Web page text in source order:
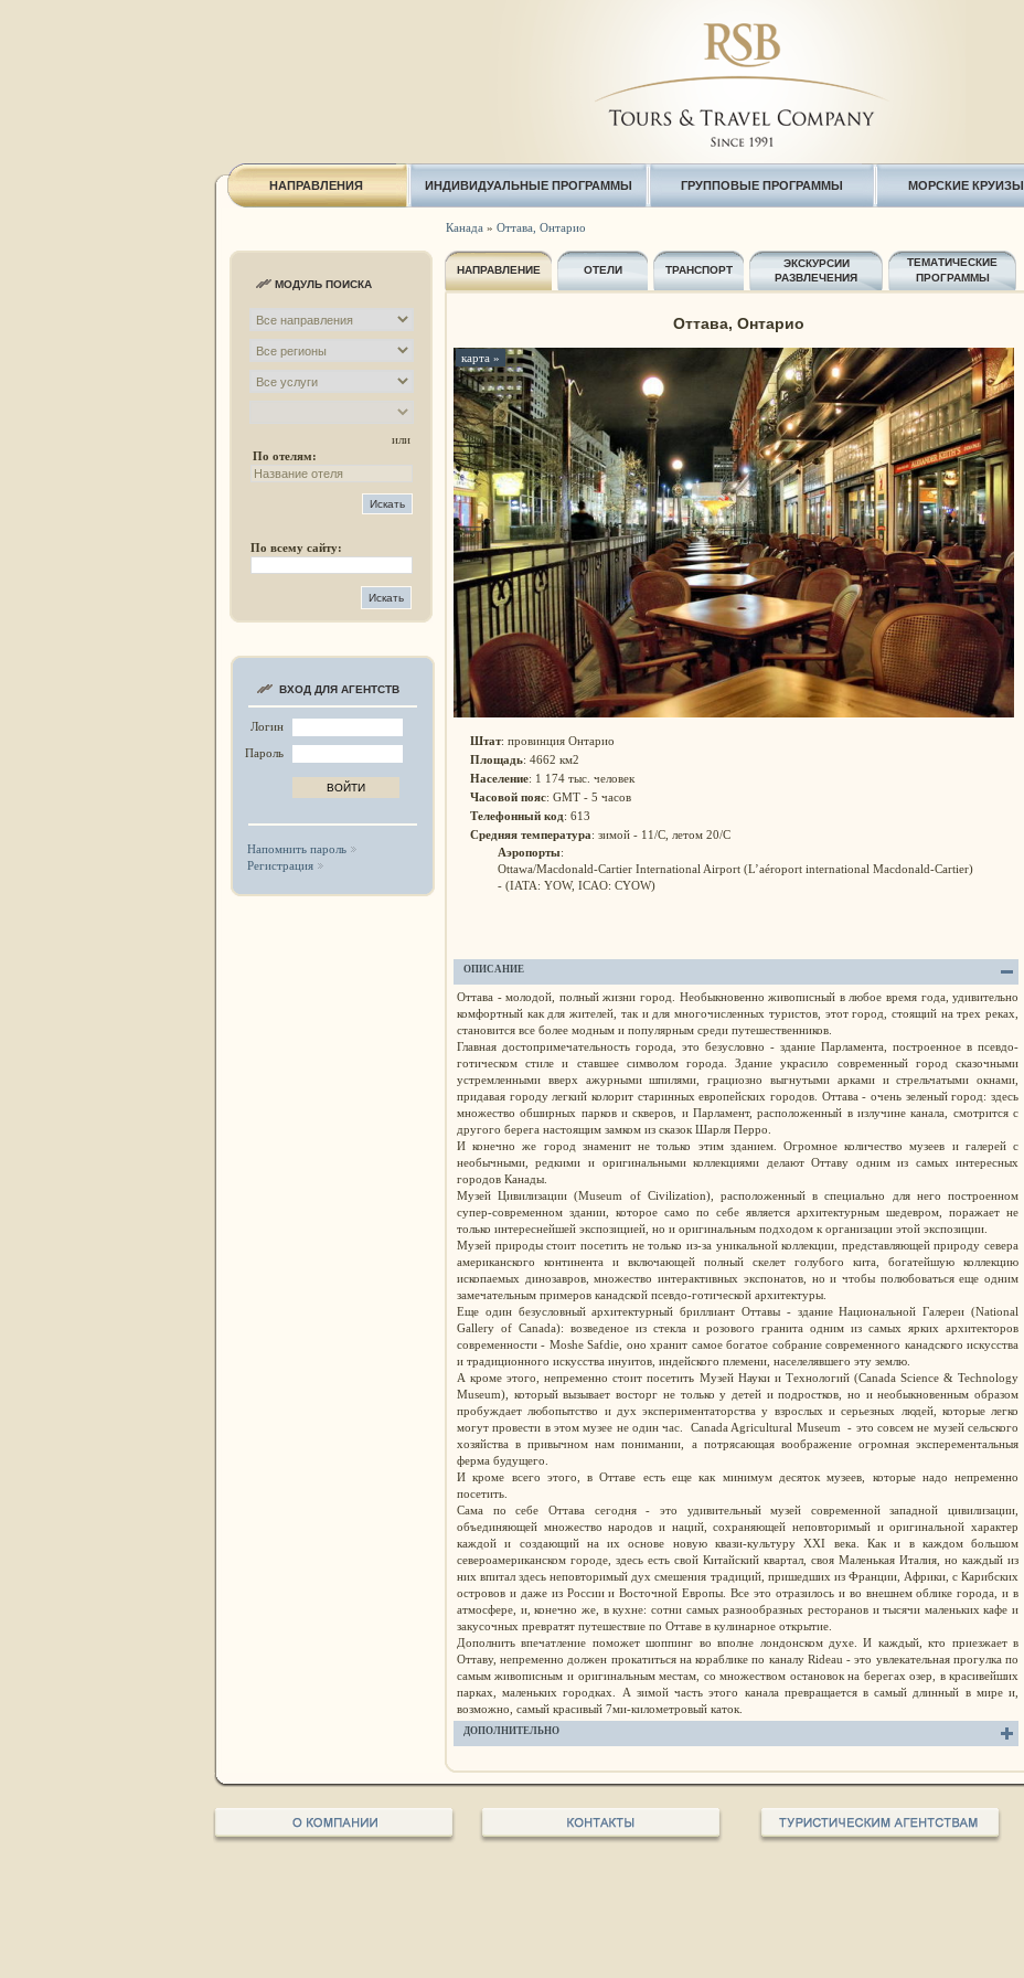
НАПРАВЛЕНИЯ ИНДИВИДУАЛЬНЫЕ ПРОГРАММЫ ГРУППОВЫЕ ПРОГРАММЫ МОРСКИЕ КРУИЗЫ
МОДУЛЬ ПОИСКА
или
По отелям:
По всему сайту:
ВХОД ДЛЯ АГЕНТСТВ
Логин
Пароль
Напомнить пароль
Регистрация
Канада » Оттава, Онтарио
НАПРАВЛЕНИЕ ОТЕЛИ ТРАНСПОРТ
ЭКСКУРСИИ
РАЗВЛЕЧЕНИЯ
ТЕМАТИЧЕСКИЕ
ПРОГРАММЫ
Оттава, Онтарио
карта »
Штат: провинция Онтарио
Площадь: 4662 км2
Население: 1 174 тыс. человек
Часовой пояс: GMT - 5 часов
Телефонный код: 613
Средняя температура: зимой - 11/C, летом 20/C
Аэропорты:
Ottawa/Macdonald-Cartier International Airport (L’aéroport international Macdonald-Cartier)
- (IATA: YOW, ICAO: CYOW)
ОПИСАНИЕ
Оттава - молодой, полный жизни город. Необыкновенно живописный в любое время года, удивительно
комфортный как для жителей, так и для многочисленных туристов, этот город, стоящий на трех реках,
становится все более модным и популярным среди путешественников.
Главная достопримечательность города, это безусловно - здание Парламента, построенное в псевдо-
готическом стиле и ставшее символом города. Здание украсило современный город сказочными
устремленными вверх ажурными шпилями, грациозно выгнутыми арками и стрельчатыми окнами,
придавая городу легкий колорит старинных европейских городов. Оттава - очень зеленый город: здесь
множество обширных парков и скверов, и Парламент, расположенный в излучине канала, смотрится с
другого берега настоящим замком из сказок Шарля Перро.
И конечно же город знаменит не только этим зданием. Огромное количество музеев и галерей с
необычными, редкими и оригинальными коллекциями делают Оттаву одним из самых интересных
городов Канады.
Музей Цивилизации (Museum of Civilization), расположенный в специально для него построенном
супер-современном здании, которое само по себе является архитектурным шедевром, поражает не
только интереснейшей экспозицией, но и оригинальным подходом к организации этой экспозиции.
Музей природы стоит посетить не только из-за уникальной коллекции, представляющей природу севера
американского континента и включающей полный скелет голубого кита, богатейшую коллекцию
ископаемых динозавров, множество интерактивных экспонатов, но и чтобы полюбоваться еще одним
замечательным примеров канадской псевдо-готической архитектуры.
Еще один безусловный архитектурный бриллиант Оттавы - здание Национальной Галереи (National
Gallery of Canada): возведеное из стекла и розового гранита одним из самых ярких архитекторов
современности - Moshe Safdie, оно хранит самое богатое собрание современного канадского искусства
и традиционного искусства инуитов, индейского племени, населелявшего эту землю.
А кроме этого, непременно стоит посетить Музей Науки и Технологий (Canada Science & Technology
Museum), который вызывает восторг не только у детей и подростков, но и необыкновенным образом
пробуждает любопытство и дух экспериментаторства у взрослых и серьезных людей, которые легко
могут провести в этом музее не один час.Canada Agricultural Museum - это совсем не музей сельского
хозяйства в привычном нам понимании, а потрясающая воображение огромная эксперементальныя
ферма будущего.
И кроме всего этого, в Оттаве есть еще как минимум десяток музеев, которые надо непременно
посетить.
Сама по себе Оттава сегодня - это удивительный музей современной западной цивилизации,
объединяющей множество народов и наций, сохраняющей неповторимый и оригинальной характер
каждой и создающий на их основе новую квази-культуру XXI века. Как и в каждом большом
североамериканском городе, здесь есть свой Китайский квартал, своя Маленькая Италия, но каждый из
них впитал здесь неповторимый дух смешения традиций, пришедших из Франции, Африки, с Карибских
островов и даже из России и Восточной Европы. Все это отразилось и во внешнем облике города, и в
атмосфере, и, конечно же, в кухне: сотни самых разнообразных ресторанов и тысячи маленьких кафе и
закусочных превратят путешествие по Оттаве в кулинарное открытие.
Дополнить впечатление поможет шоппинг во вполне лондонском духе. И каждый, кто приезжает в
Оттаву, непременно должен прокатиться на кораблике по каналу Rideau - это увлекательная прогулка по
самым живописным и оригинальным местам, со множеством остановок на берегах озер, в красивейших
парках, маленьких городках. А зимой часть этого канала превращается в самый длинный в мире и,
возможно, самый красивый 7ми-километровый каток.
ДОПОЛНИТЕЛЬНО